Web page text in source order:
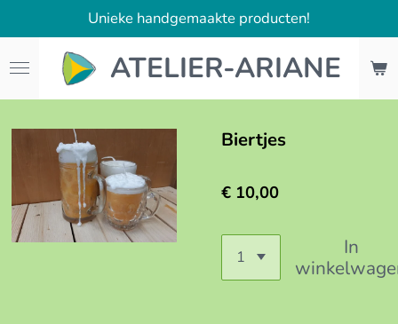
direct
naar
ATELIER-ARIANE
Unieke handgemaakte producten!
Biertjes
€ 10,00
In